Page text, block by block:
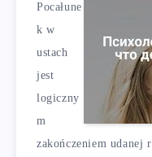
Pocałune
k w
ustach
jest
logiczny
m
zakończeniem udanej